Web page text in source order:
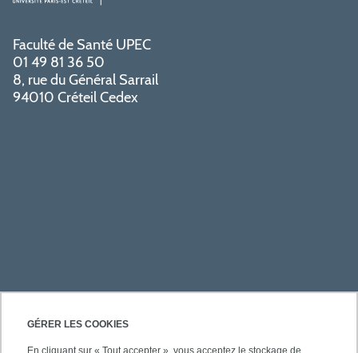
GÉRER LES COOKIES
Faculté de Santé UPEC
01 49 81 36 50
8, rue du Général Sarrail
94010 Créteil Cedex
PRATIQUE